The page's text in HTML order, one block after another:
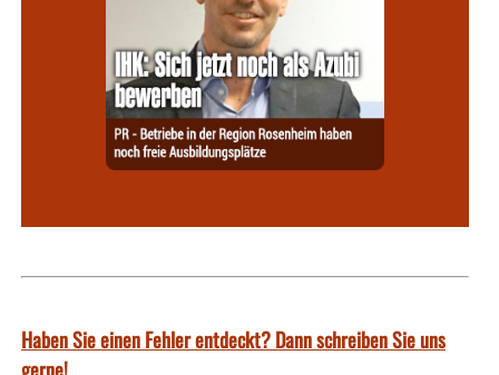
Haben Sie einen Fehler entdeckt? Dann schreiben Sie uns